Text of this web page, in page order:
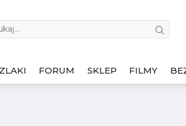
FORUM SKLEP FILMY